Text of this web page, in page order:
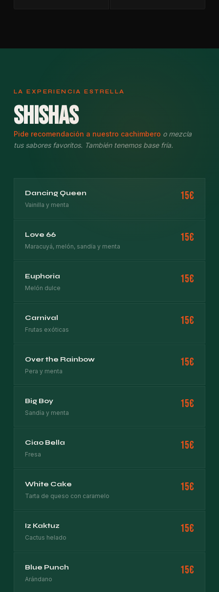
LA EXPERIENCIA ESTRELLA
Shishas
Pide recomendación a nuestro cachimbero o mezcla
tus sabores favoritos. También tenemos base fría.
Dancing Queen
Vainilla y menta
15€
Love 66
Maracuyá, melón, sandía y menta
15€
Euphoria
Melón dulce
15€
Carnival
Frutas exóticas
15€
Over the Rainbow
Pera y menta
15€
Big Boy
Sandía y menta
15€
Ciao Bella
Fresa
15€
White Cake
Tarta de queso con caramelo
15€
Iz Kaktuz
Cactus helado
15€
Blue Punch
Arándano
15€